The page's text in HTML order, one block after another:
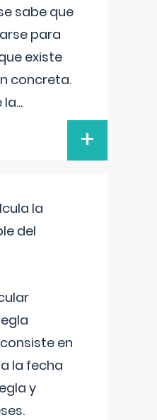
sabe que
para
existe
concreta.
la...
+
la
del
en
la fecha
y